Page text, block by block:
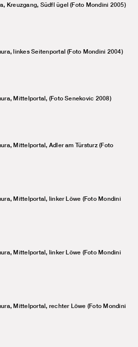
Kreuzgang, Südfl ügel (Foto Mondini 2005)
linkes Seitenportal (Foto Mondini 2004)
Mittelportal, (Foto Senekovic 2008)
Mittelportal, Adler am Türsturz (Foto
Mittelportal, linker Löwe (Foto Mondini
Mittelportal, linker Löwe (Foto Mondini
Mittelportal, rechter Löwe (Foto Mondini